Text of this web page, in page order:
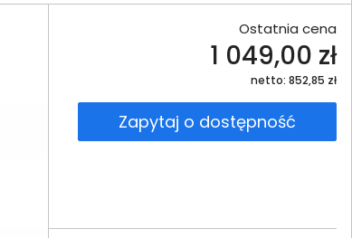
Ostatnia cena
1 049,00 zł
netto: 852,85 zł
Zapytaj o dostępność